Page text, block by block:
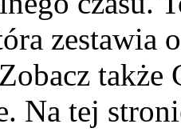
zestawia
Na tej